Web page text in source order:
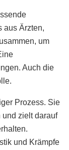
aus Ärzten,
um
Auch die
Prozess. Sie
und zielt darauf
und Krämpfe